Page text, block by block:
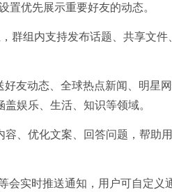
置优先展示重要好友的动态。
群组内支持发布话题、共享文
好友动态、全球热点新闻、明星
娱乐、生活、知识等领域。
容、优化文案、回答问题，帮助
会实时推送通知，用户可自定义